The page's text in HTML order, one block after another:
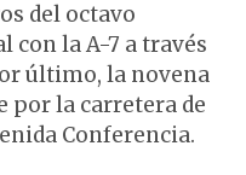
del octavo
la A-7 a través
último, la novena
por la carretera de
Conferencia.